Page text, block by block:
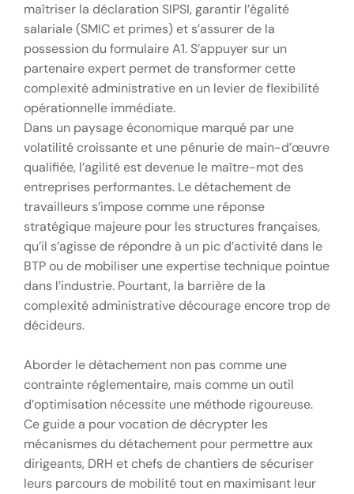
maîtriser la déclaration SIPSI, garantir l’égalité
salariale (SMIC et primes) et s’assurer de la
possession du formulaire A1. S’appuyer sur un
partenaire expert permet de transformer cette
complexité administrative en un levier de flexibilité
opérationnelle immédiate.
Dans un paysage économique marqué par une
volatilité croissante et une pénurie de main-d’œuvre
qualifiée, l’agilité est devenue le maître-mot des
entreprises performantes. Le détachement de
travailleurs s’impose comme une réponse
stratégique majeure pour les structures françaises,
qu’il s’agisse de répondre à un pic d’activité dans le
BTP ou de mobiliser une expertise technique pointue
dans l’industrie. Pourtant, la barrière de la
complexité administrative décourage encore trop de
décideurs.
Aborder le détachement non pas comme une
contrainte réglementaire, mais comme un outil
d’optimisation nécessite une méthode rigoureuse.
Ce guide a pour vocation de décrypter les
mécanismes du détachement pour permettre aux
dirigeants, DRH et chefs de chantiers de sécuriser
leurs parcours de mobilité tout en maximisant leur